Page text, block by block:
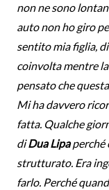
non ne sono
auto non ho giro
sentito mia figlia,
coinvolta mentre
pensato che
Mi ha davvero
fatta. Qualche
diDua Lipaperché
strutturato. Era
farlo. Perché